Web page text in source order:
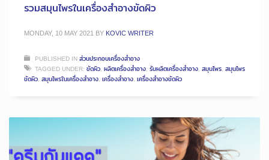
รวมสมุนไพรในเครื่องสำอางขัดผิว
MONDAY, 10 MAY 2021 BY KOVIC WRITER
PUBLISHED INส่วนประกอบเครื่องสำอาง
TAGGED UNDER: ขัดผิว, ผลิตเครื่องสำอาง, รับผลิตเครื่องสำอาง, สมุนไพร, สมุนไพร
ขัดผิว, สมุนไพรในเครื่องสำอาง, เครื่องสำอาง, เครื่องสำอางขัดผิว